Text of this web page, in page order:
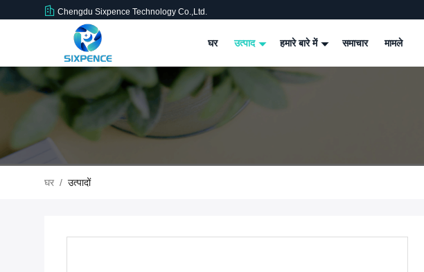
Chengdu Sixpence Technology Co.,Ltd.
घर उत्पाद हमारे बारे में समाचार मामले
घर / उत्पादों